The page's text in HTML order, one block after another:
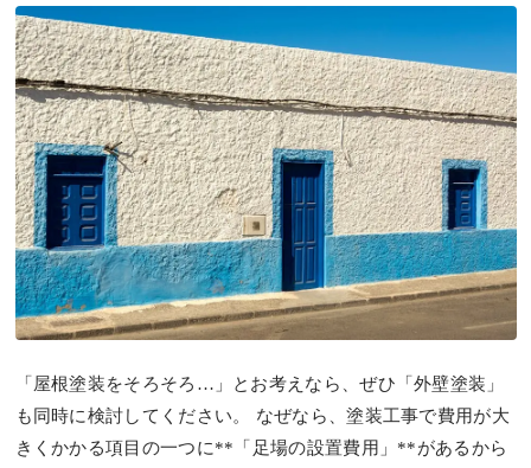
「屋根塗装をそろそろ…」とお考えなら、ぜひ「外壁塗装」
も同時に検討してください。 なぜなら、塗装工事で費用が大
きくかかる項目の一つに**「足場の設置費用」**があるから